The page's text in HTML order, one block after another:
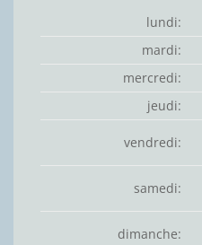
lundi:
mardi:
mercredi:
jeudi:
vendredi:
samedi:
dimanche: